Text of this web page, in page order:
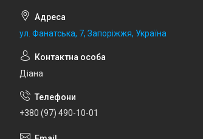
ул. Фанатська, 7, Запоріжжя, Україна
Діана
+380 (97) 490-10-01